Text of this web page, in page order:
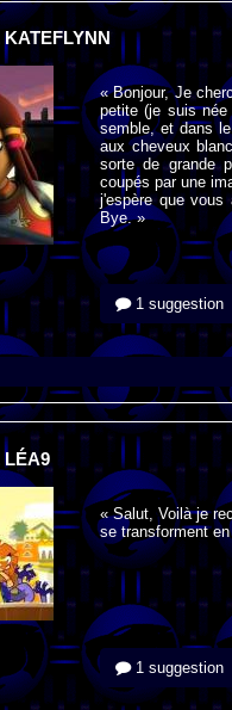
« Bonjour, Je
petite (je suis
semble, et dans
aux cheveux
sorte de grande
coupés par une
j'espère que
Bye. »
1 suggestion
LÉA9
« Salut, Voilà je
se transforment
1 suggestion